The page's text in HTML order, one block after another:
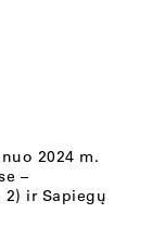
2024 m.
–
2) ir Sapiegų